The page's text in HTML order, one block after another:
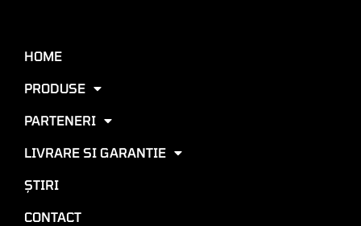
HOME
PRODUSE
PARTENERI
LIVRARE SI GARANTIE
ŞTIRI
CONTACT